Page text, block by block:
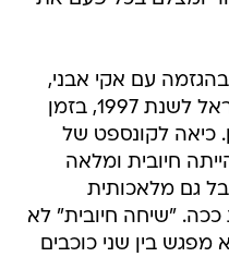
עם אקי אבני,
הרווק השני הכי מבוקש בישראל לשנת 1997, בזמן
כיאה לקונספט של
חיובית ומלאה
גם מלאכותית
ככה. "שיחה חיובית" לא
בין שני כוכבים